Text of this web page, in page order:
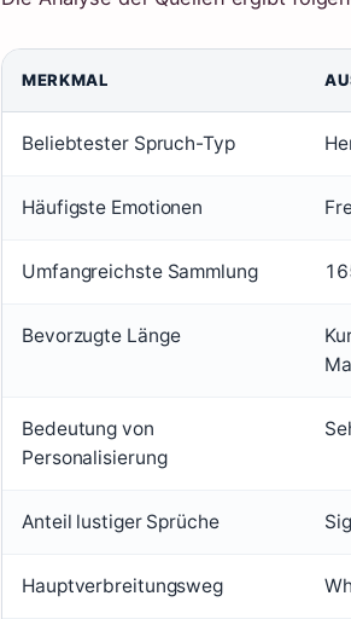
MERKMAL
Beliebtester Spruch-Typ
Häufigste Emotionen
Umfangreichste Sammlung
Bevorzugte Länge
Bedeutung von
Personalisierung
Anteil lustiger Sprüche
Hauptverbreitungsweg